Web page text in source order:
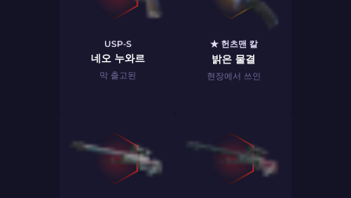
USP-S
네오 누와르
막 출고된
★ 헌츠맨 칼
밝은 물결
현장에서 쓰인